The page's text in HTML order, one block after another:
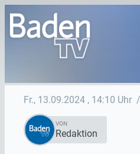
Fr., 13.09.2024 , 14:10 Uhr /
VON
Redaktion